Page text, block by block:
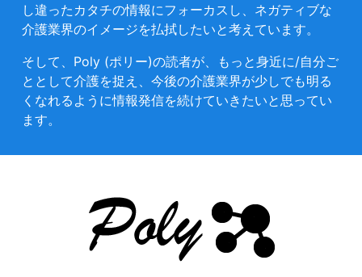
し違ったカタチの情報にフォーカスし、ネガティブな
介護業界のイメージを払拭したいと考えています。
そして、Poly (ポリー)の読者が、もっと身近に/自分ご
ととして介護を捉え、今後の介護業界が少しでも明る
くなれるように情報発信を続けていきたいと思ってい
ます。